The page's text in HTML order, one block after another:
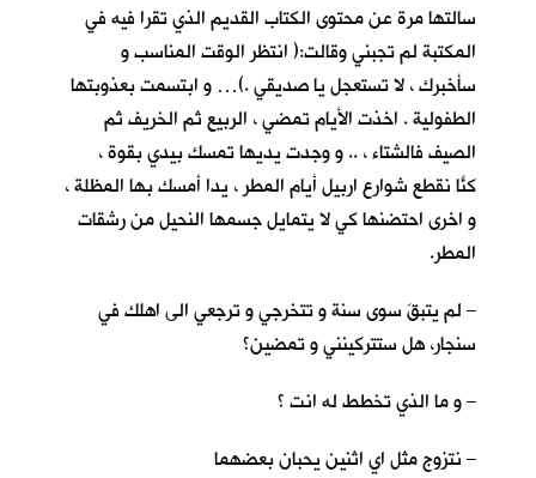
سالتها مرة عن محتوى الكتاب القديم الذي تقرا فيه في
المكتبة لم تجبني وقالت:( انتظر الوقت المناسب و
سأخبرك ، لا تستعجل يا صديقي .)… و ابتسمت بعذوبتها
الطفولية . اخذت الأيام تمضي ، الربيع ثم الخريف ثم
الصيف فالشتاء ، .. و وجدت يديها تمسك بيدي بقوة ،
كنّا نقطع شوارع اربيل أيام المطر ، يداً أمسك بها المظلة ،
و اخرى احتضنها كي لا يتمايل جسمها النحيل من رشقات
المطر.
– لم يتبقَ سوى سنة و تتخرجي و ترجعي الى اهلك في
سنجار، هل ستتركينني و تمضين؟
– و ما الذي تخطط له انت ؟
– نتزوج مثل اي اثنين يحبان بعضهما